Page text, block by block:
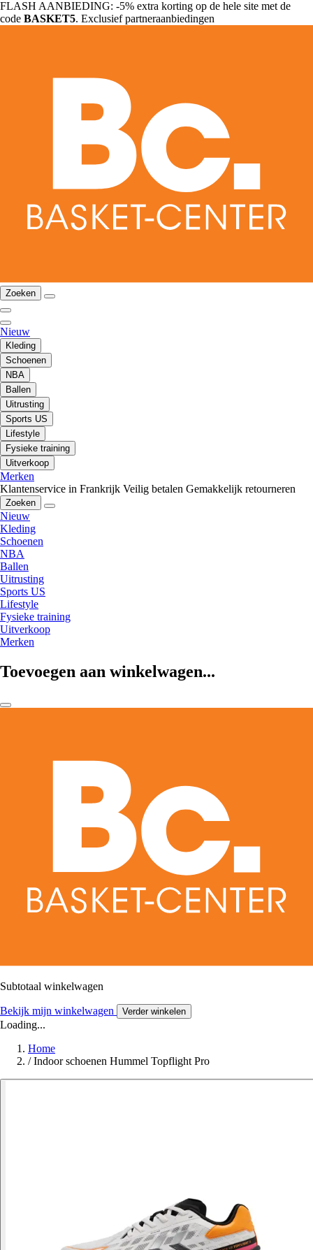
FLASH AANBIEDING: -5% extra korting op de hele site met de
code BASKET5. Exclusief partneraanbiedingen
Zoeken
Nieuw
Kleding
Schoenen
NBA
Ballen
Uitrusting
Sports US
Lifestyle
Fysieke training
Uitverkoop
Merken
Klantenservice in Frankrijk Veilig betalen Gemakkelijk retourneren
Zoeken
Nieuw
Kleding
Schoenen
NBA
Ballen
Uitrusting
Sports US
Lifestyle
Fysieke training
Uitverkoop
Merken
Toevoegen aan winkelwagen...
Subtotaal winkelwagen
Bekijk mijn winkelwagen Verder winkelen
Loading...
Home
/ Indoor schoenen Hummel Topflight Pro